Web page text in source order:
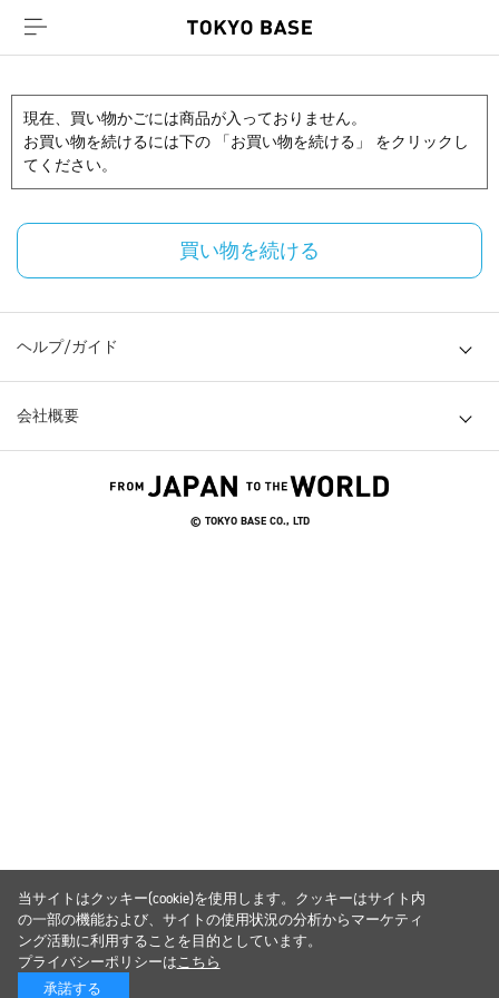
現在、買い物かごには商品が入っておりません。
お買い物を続けるには下の 「お買い物を続ける」 をクリックし
てください。
買い物を続ける
ヘルプ/ガイド
会社概要
© TOKYO BASE CO., LTD
当サイトはクッキー(cookie)を使用します。クッキーはサイト内
の一部の機能および、サイトの使用状況の分析からマーケティ
ング活動に利用することを目的としています。
プライバシーポリシーはこちら
承諾する